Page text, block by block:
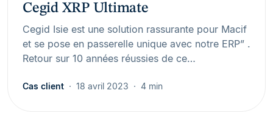
Cegid XRP Ultimate
Cegid Isie est une solution rassurante pour Macif
et se pose en passerelle unique avec notre ERP” .
Retour sur 10 années réussies de ce…
Cas client 18 avril 2023 4 min